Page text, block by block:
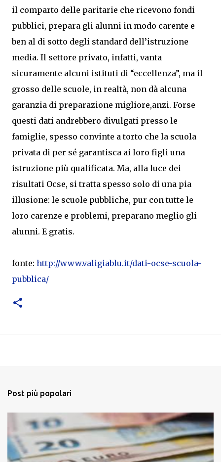
il comparto delle paritarie che ricevono fondi
pubblici, prepara gli alunni in modo carente e
ben al di sotto degli standard dell’istruzione
media. Il settore privato, infatti, vanta
sicuramente alcuni istituti di “eccellenza”, ma il
grosso delle scuole, in realtà, non dà alcuna
garanzia di preparazione migliore,anzi. Forse
questi dati andrebbero divulgati presso le
famiglie, spesso convinte a torto che la scuola
privata di per sé garantisca ai loro figli una
istruzione più qualificata. Ma, alla luce dei
risultati Ocse, si tratta spesso solo di una pia
illusione: le scuole pubbliche, pur con tutte le
loro carenze e problemi, preparano meglio gli
alunni. E gratis.
fonte: http://www.valigiablu.it/dati-ocse-scuola-
pubblica/
Post più popolari